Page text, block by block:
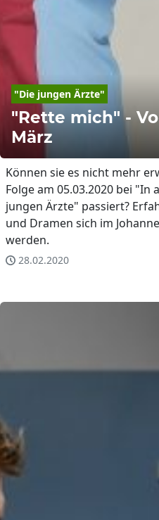
"Die jungen Ärzte"
"Rette mich" -
März
Können sie es nicht mehr
Folge am 05.03.2020 bei "In
jungen Ärzte" passiert?
und Dramen sich im
werden.
28.02.2020